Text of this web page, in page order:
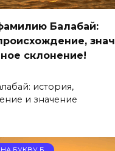
Балабай:
склонение!
история,
и значение